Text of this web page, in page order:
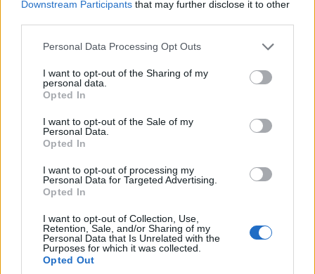
Downstream Participants that may further disclose it to other
Please note that this website/app uses one or more Google
not limited to your visit or usage behaviour. You may click to
grant or deny consent to Google and its third-party tags to
use your data for below specified purposes in below Google
consent section.
Personal Data Processing Opt Outs
I want to opt-out of the Sharing of my
personal data.
Opted In
I want to opt-out of the Sale of my
Personal Data.
Opted In
I want to opt-out of processing my
Personal Data for Targeted Advertising.
Opted In
I want to opt-out of Collection, Use,
Retention, Sale, and/or Sharing of my
Personal Data that Is Unrelated with the
Purposes for which it was collected.
Opted Out
ΚΟΙΝΩΝΊΑ
Εκδήλωση προς τιμήν
τοων ομογενών του
Βελβεντού την
Τετάρτη 12/8
9 Αυγούστου 2026, 12:01 μμ
Εκρηκτικό κοκτέιλ με
40άρια και ανέμους
η πιο κρίσιμη ημέρα
9 Αυγούστου 2026, 11:59 πμ